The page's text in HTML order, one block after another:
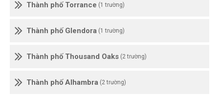
Thành phố Torrance (1 trường)
Thành phố Glendora (1 trường)
Thành phố Thousand Oaks (2 trường)
Thành phố Alhambra (2 trường)